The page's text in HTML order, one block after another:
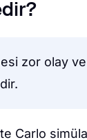
zor olay
Carlo